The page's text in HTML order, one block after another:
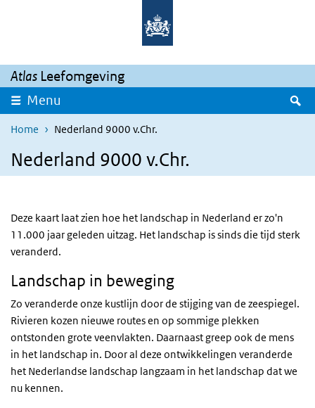
Overslaan en naar de inhoud gaan
Atlas Leefomgeving
Menu
Home Nederland 9000 v.Chr.
Nederland 9000 v.Chr.
Deze kaart laat zien hoe het landschap in Nederland er zo'n
11.000 jaar geleden uitzag. Het landschap is sinds die tijd sterk
veranderd.
Landschap in beweging
Zo veranderde onze kustlijn door de stijging van de zeespiegel.
Rivieren kozen nieuwe routes en op sommige plekken
ontstonden grote veenvlakten. Daarnaast greep ook de mens
in het landschap in. Door al deze ontwikkelingen veranderde
het Nederlandse landschap langzaam in het landschap dat we
nu kennen.